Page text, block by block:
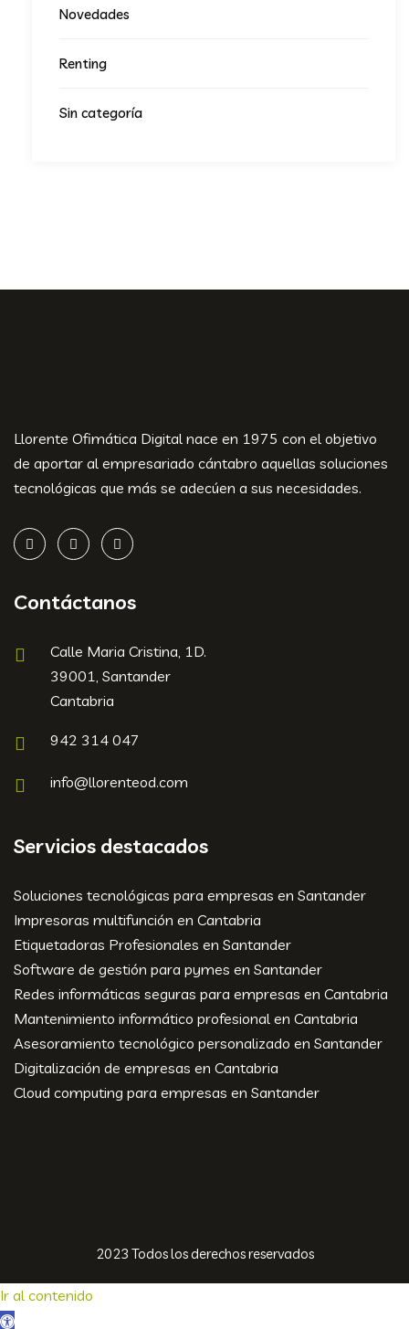
Novedades
Renting
Sin categoría
Llorente Ofimática Digital nace en 1975 con el objetivo
de aportar al empresariado cántabro aquellas soluciones
tecnológicas que más se adecúen a sus necesidades.
Contáctanos
Calle Maria Cristina, 1D.
39001, Santander
Cantabria
942 314 047
info@llorenteod.com
Servicios destacados
Soluciones tecnológicas para empresas en Santander
Impresoras multifunción en Cantabria
Etiquetadoras Profesionales en Santander
Software de gestión para pymes en Santander
Redes informáticas seguras para empresas en Cantabria
Mantenimiento informático profesional en Cantabria
Asesoramiento tecnológico personalizado en Santander
Digitalización de empresas en Cantabria
Cloud computing para empresas en Santander
2023 Todos los derechos reservados
Ir al contenido
Abrir barra de herramientas